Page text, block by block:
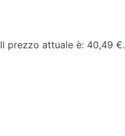
Il prezzo attuale è: 40,49 €.